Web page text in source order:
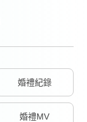
婚禮紀錄
婚禮MV